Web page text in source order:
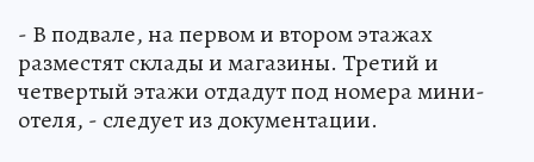
- В подвале, на первом и втором этажах
разместят склады и магазины. Третий и
четвертый этажи отдадут под номера мини-
отеля, - следует из документации.